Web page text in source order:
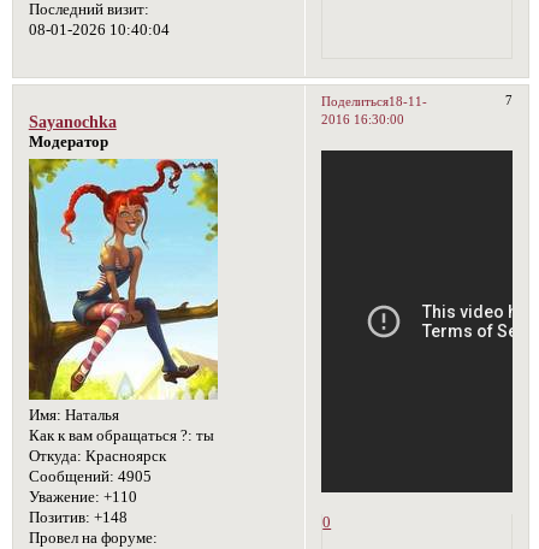
Последний визит:
08-01-2026 10:40:04
Поделиться 7
18-11-
2016 16:30:00
Sayanochka
Модератор
Имя: Наталья
Как к вам обращаться ?: ты
Откуда: Красноярск
Сообщений: 4905
Уважение: +110
Позитив: +148
Провел на форуме:
0